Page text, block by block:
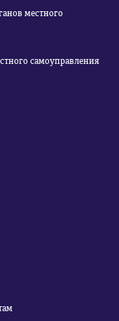
местного
самоуправления